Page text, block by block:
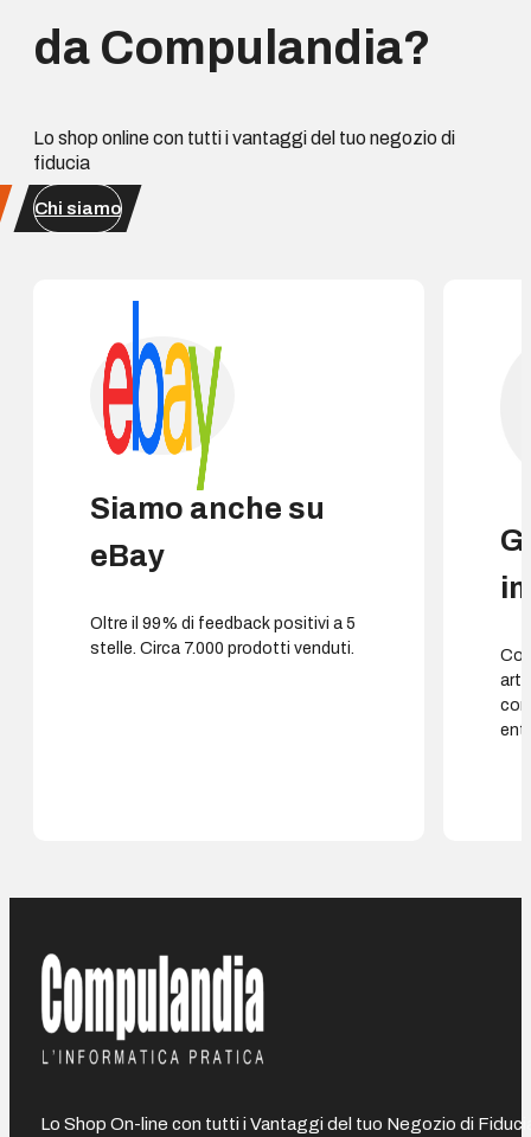
da Compulandia?
Lo shop online con tutti i vantaggi del tuo negozio di
fiducia
Chi siamo
Siamo anche su
eBay
Oltre il 99% di feedback positivi a 5
stelle. Circa 7.000 prodotti venduti.
Lo Shop On-line con tutti i Vantaggi del tuo Negozio di